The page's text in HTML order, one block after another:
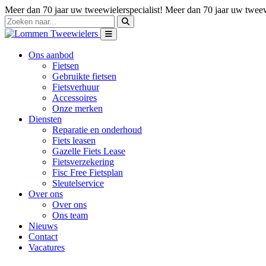
Meer dan 70 jaar uw tweewielerspecialist! Meer dan 70 jaar uw
Ons aanbod
Fietsen
Gebruikte fietsen
Fietsverhuur
Accessoires
Onze merken
Diensten
Reparatie en onderhoud
Fiets leasen
Gazelle Fiets Lease
Fietsverzekering
Fisc Free Fietsplan
Sleutelservice
Over ons
Over ons
Ons team
Nieuws
Contact
Vacatures